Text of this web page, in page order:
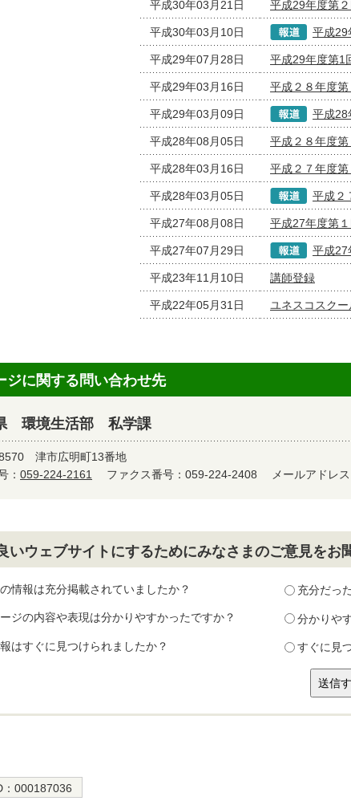
平成30年03月21日 平成29年度第
平成30年03月10日 平成29
平成29年07月28日 平成29年度第1
平成29年03月16日 平成２８年度
平成29年03月09日 平成28
平成28年08月05日 平成２８年度
平成28年03月16日 平成２７年度
平成28年03月05日 平成２
平成27年08月08日 平成27年度第
平成27年07月29日 平成27
平成23年11月10日 講師登録
平成22年05月31日 ユネスコスク
ジに関する問い合わせ先
環境生活部 私学課
津市広明町13番地
： 059-224-2161 ファクス番号：059-224-2408 メールアドレス
いウェブサイトにするためにみなさまのご意見をお
情報は充分掲載されていましたか？ 充分だった
ジの内容や表現は分かりやすかったですか？ 分かりや
はすぐに見つけられましたか？ すぐに見
000187036